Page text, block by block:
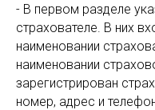
- В первом разделе
страхователе. В них
наименовании
наименовании
зарегистрирован
номер, адрес и